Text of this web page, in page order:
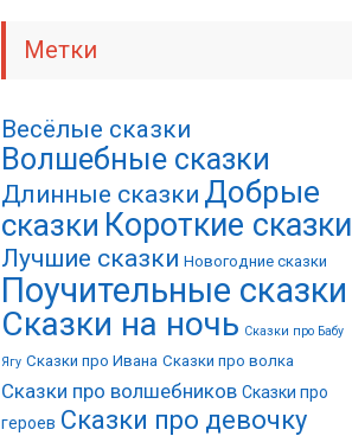
Метки
Весёлые сказки
Волшебные сказки
Длинные сказки Добрые
сказки Короткие сказки
Лучшие сказки Новогодние сказки
Поучительные сказки
Сказки на ночь Сказки про Бабу
Ягу Сказки про Ивана Сказки про волка
Сказки про волшебников Сказки про
героев Сказки про девочку